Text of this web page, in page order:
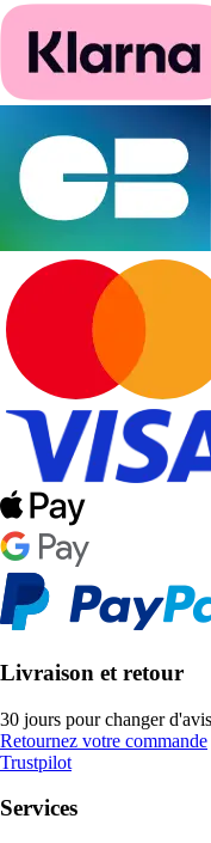
Livraison et retour
30 jours pour changer d'avis
Retournez votre commande
Trustpilot
Services